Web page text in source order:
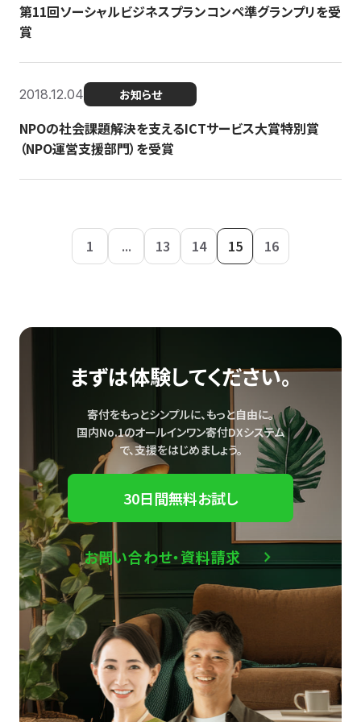
第11回ソーシャルビジネスプランコンペ準グランプリを受
賞
2018.12.04 お知らせ
NPOの社会課題解決を支えるICTサービス大賞特別賞
（NPO運営支援部門）を受賞
1 ... 13 14 15 16
まずは体験してください。
寄付をもっとシンプルに、もっと自由に。
国内No.1のオールインワン寄付DXシステム
で、支援をはじめましょう。
30日間無料お試し
お問い合わせ・資料請求